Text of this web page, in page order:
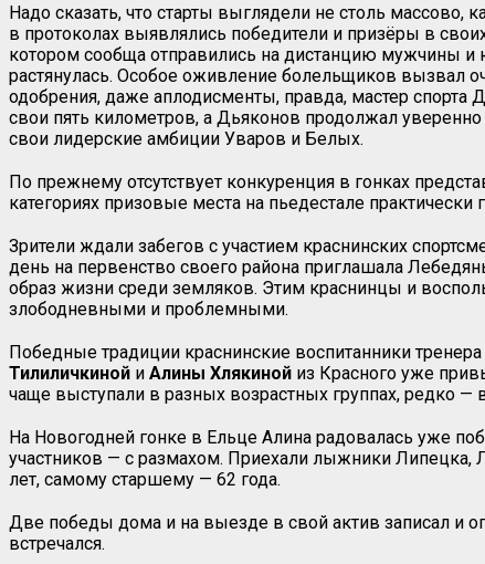
Надо сказать, что старты выглядели не столь массово,
в протоколах выявлялись победители и призёры в
котором сообща отправились на дистанцию мужчины и
растянулась. Особое оживление болельщиков вызвал
одобрения, даже аплодисменты, правда, мастер
свои пять километров, а Дьяконов продолжал
свои лидерские амбиции Уваров и Белых.
По прежнему отсутствует конкуренция в гонках
категориях призовые места на пьедестале
Зрители ждали забегов с участием краснинских
день на первенство своего района приглашала
образ жизни среди земляков. Этим краснинцы и
злободневными и проблемными.
Победные традиции краснинские воспитанники тренера
Тилиличкиной и Алины Хлякиной из Красного уже
чаще выступали в разных возрастных группах, редко
На Новогодней гонке в Ельце Алина радовалась уже
участников — с размахом. Приехали лыжники Липецка,
лет, самому старшему — 62 года.
Две победы дома и на выезде в свой актив записал и
встречался.